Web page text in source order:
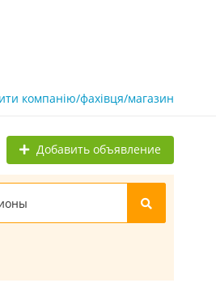
компанію/фахівця/магазин
Добавить объявление